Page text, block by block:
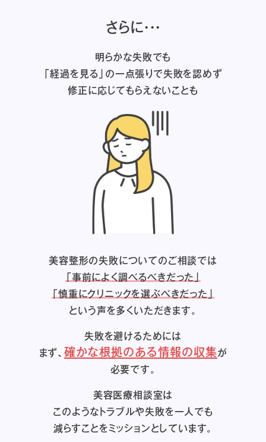
さらに・・・
明らかな失敗でも
「経過を見る」の一点張りで失敗を認めず
修正に応じてもらえないことも
美容整形の失敗についてのご相談では
「事前によく調べるべきだった」
「慎重にクリニックを選ぶべきだった」
という声を多くいただきます。
失敗を避けるためには
まず、確かな根拠のある情報の収集が
必要です。
美容医療相談室は
このようなトラブルや失敗を一人でも
減らすことをミッションとしています。